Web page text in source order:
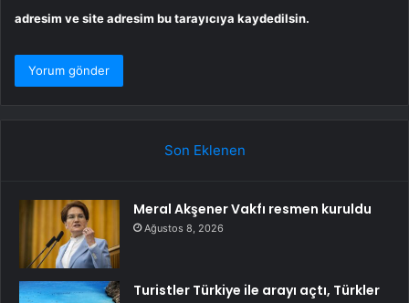
adresim ve site adresim bu tarayıcıya kaydedilsin.
Son Eklenen
Meral Akşener Vakfı resmen kuruldu
Ağustos 8, 2026
Turistler Türkiye ile arayı açtı, Türkler